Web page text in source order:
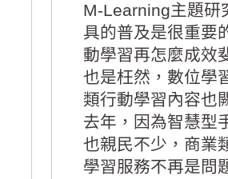
M-Learning主題研
具的普及是很重要
動學習再怎麼成效
也是枉然，數位學
類行動學習內容也
去年，因為智慧型
也親民不少，商業
學習服務不再是問